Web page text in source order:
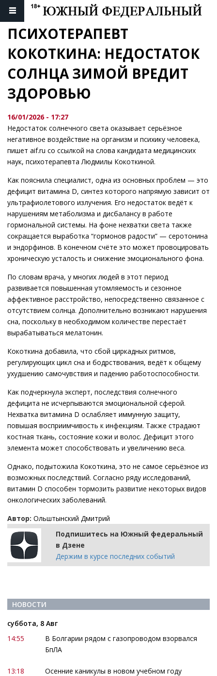
ПСИХОТЕРАПЕВТ
КОКОТКИНА: НЕДОСТАТОК
СОЛНЦА ЗИМОЙ ВРЕДИТ
ЗДОРОВЬЮ
16/01/2026 - 17:27
Недостаток солнечного света оказывает серьёзное
негативное воздействие на организм и психику человека,
пишет aif.ru со ссылкой на слова кандидата медицинских
наук, психотерапевта Людмилы Кокоткиной.
Как пояснила специалист, одна из основных проблем — это
дефицит витамина D, синтез которого напрямую зависит от
ультрафиолетового излучения. Его недостаток ведёт к
нарушениям метаболизма и дисбалансу в работе
гормональной системы. На фоне нехватки света также
сокращается выработка “гормонов радости” — серотонина
и эндорфинов. В конечном счёте это может провоцировать
хроническую усталость и снижение эмоционального фона.
По словам врача, у многих людей в этот период
развивается повышенная утомляемость и сезонное
аффективное расстройство, непосредственно связанное с
отсутствием солнца. Дополнительно возникают нарушения
сна, поскольку в необходимом количестве перестаёт
вырабатываться мелатонин.
Кокоткина добавила, что сбой циркадных ритмов,
регулирующих цикл сна и бодрствования, ведёт к общему
ухудшению самочувствия и падению работоспособности.
Как подчеркнула эксперт, последствия солнечного
дефицита не исчерпываются эмоциональной сферой.
Нехватка витамина D ослабляет иммунную защиту,
повышая восприимчивость к инфекциям. Также страдают
костная ткань, состояние кожи и волос. Дефицит этого
элемента может способствовать и увеличению веса.
Однако, подытожила Кокоткина, это не самое серьёзное из
возможных последствий. Согласно ряду исследований,
витамин D способен тормозить развитие некоторых видов
онкологических заболеваний.
Автор: Ольштынский Дмитрий
Подпишитесь на Южный федеральный
в Дзене
Держим в курсе последних событий
НОВОСТИ
суббота, 8 Авг
14:55
В Болгарии рядом с газопроводом взорвался
БпЛА
13:18
Осенние каникулы в новом учебном году